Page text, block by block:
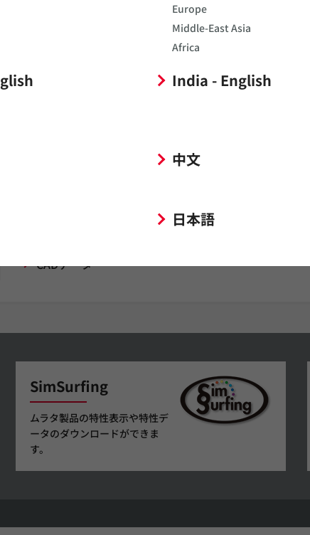
Europe
Middle-East Asia
Africa
India - English
中文
日本語
CADデータ
SimSurfing
ムラタ製品の特性表示や特性デ
ータのダウンロードができま
す。